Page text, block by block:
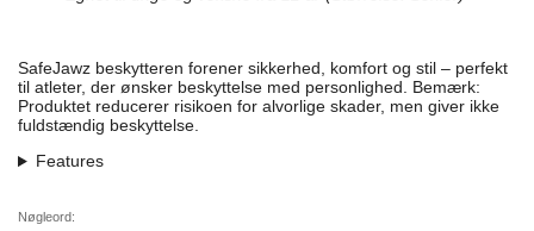
SafeJawz beskytteren forener sikkerhed, komfort og stil – perfekt
til atleter, der ønsker beskyttelse med personlighed. Bemærk:
Produktet reducerer risikoen for alvorlige skader, men giver ikke
fuldstændig beskyttelse.
Features
Nøgleord: